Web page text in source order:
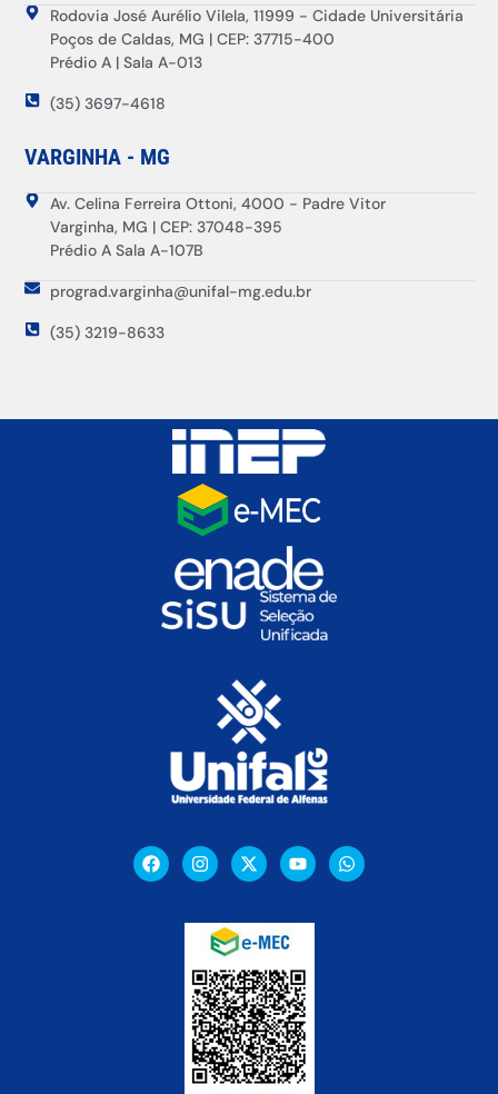
Rodovia José Aurélio Vilela, 11999 - Cidade Universitária
Poços de Caldas, MG | CEP: 37715-400
Prédio A | Sala A-013
(35) 3697-4618
VARGINHA - MG
Av. Celina Ferreira Ottoni, 4000 - Padre Vitor
Varginha, MG | CEP: 37048-395
Prédio A Sala A-107B
prograd.varginha@unifal-mg.edu.br
(35) 3219-8633